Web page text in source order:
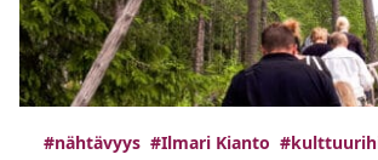
#nähtävyys #Ilmari Kianto